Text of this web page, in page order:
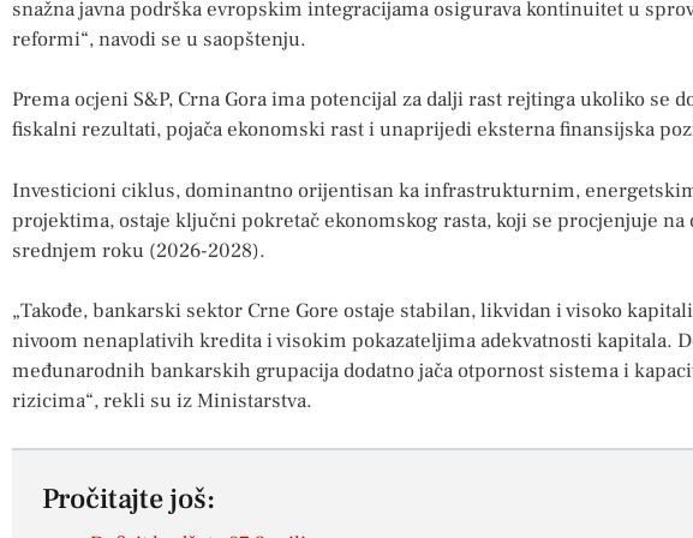
snažna javna podrška evropskim integracijama osigurava kontinuitet u
reformi“, navodi se u saopštenju.
Prema ocjeni S&P, Crna Gora ima potencijal za dalji rast rejtinga ukoliko se
fiskalni rezultati, pojača ekonomski rast i unaprijedi eksterna finansijska
Investicioni ciklus, dominantno orijentisan ka infrastrukturnim,
projektima, ostaje ključni pokretač ekonomskog rasta, koji se procjenjuje na
srednjem roku (2026-2028).
„Takođe, bankarski sektor Crne Gore ostaje stabilan, likvidan i visoko
nivoom nenaplativih kredita i visokim pokazateljima adekvatnosti kapitala.
međunarodnih bankarskih grupacija dodatno jača otpornost sistema i
rizicima“, rekli su iz Ministarstva.
Pročitajte još: